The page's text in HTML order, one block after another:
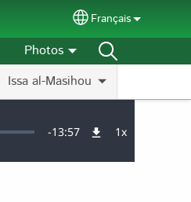
Select your
Français
Issa al-Masihou
Photos
Remaining
Time
-13:57 1xVitesse
lecture